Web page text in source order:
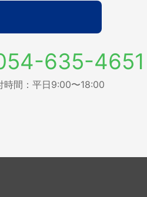
635-4651
時間：平日9:00〜18:00